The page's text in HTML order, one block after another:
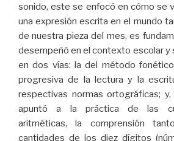
sonido, este se enfocó en cómo se
una expresión escrita en el mundo
de nuestra pieza del mes, es
desempeñó en el contexto escolar y
en dos vías: la del método
progresiva de la lectura y la
respectivas normas ortográficas;
apuntó a la práctica de las
aritméticas, la comprensión
cantidades de los diez dígitos